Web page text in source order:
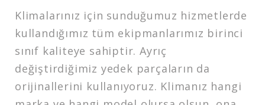
Klimalarınız için sunduğumuz hizmetlerde
kullandığımız tüm ekipmanlarımız birinci
sınıf kaliteye sahiptir. Ayrıç
değiştirdiğimiz yedek parçaların da
orijinallerini kullanıyoruz. Klimanız hangi